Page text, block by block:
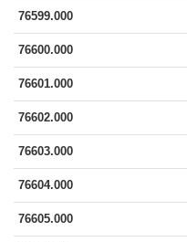
76599.000
76600.000
76601.000
76602.000
76603.000
76604.000
76605.000